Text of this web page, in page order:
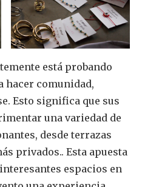
o haga clic en el botón de
se preocupe, respetamos su
a su bandeja de entrada.
nosotros.
Tweet
está probando
hacer comunidad,
Esto significa que sus
una variedad de
desde terrazas
privados.. Esta apuesta
espacios en